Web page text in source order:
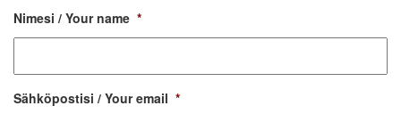
Nimesi / Your name *
Sähköpostisi / Your email *